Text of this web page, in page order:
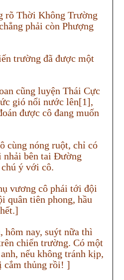
rõ Thời Không Trường
phải còn Phượng
trường đã được một
cũng luyện Thái Cực
gió nổi nước lên[1],
được cô đang muốn
cùng nóng ruột, chỉ có
nhải bên tai Đường
ý với cô.
vương cô phái tới đội
quân tiên phong, hầu
hôm nay, suýt nữa thì
chiến trường. Có một
nếu không tránh kịp,
cắm thủng rồi! ]